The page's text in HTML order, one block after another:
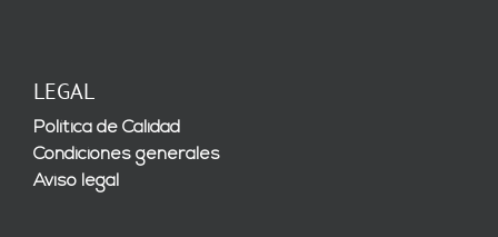
LEGAL
Política de Calidad
Condiciones generales
Aviso legal